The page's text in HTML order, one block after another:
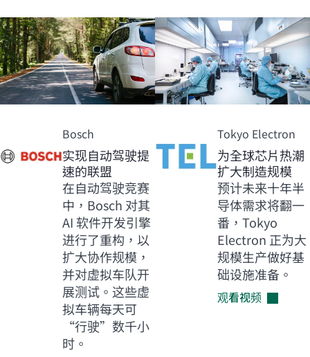
Bosch
实现自动驾驶提
速的联盟
在自动驾驶竞赛
中，Bosch 对其
AI 软件开发引擎
进行了重构，以
扩大协作规模，
并对虚拟车队开
展测试。这些虚
拟车辆每天可
“行驶”数千小
时。
Tokyo Electron
为全球芯片热潮
扩大制造规模
预计未来十年半
导体需求将翻一
番，Tokyo
Electron 正为大
规模生产做好基
础设施准备。
观看视频